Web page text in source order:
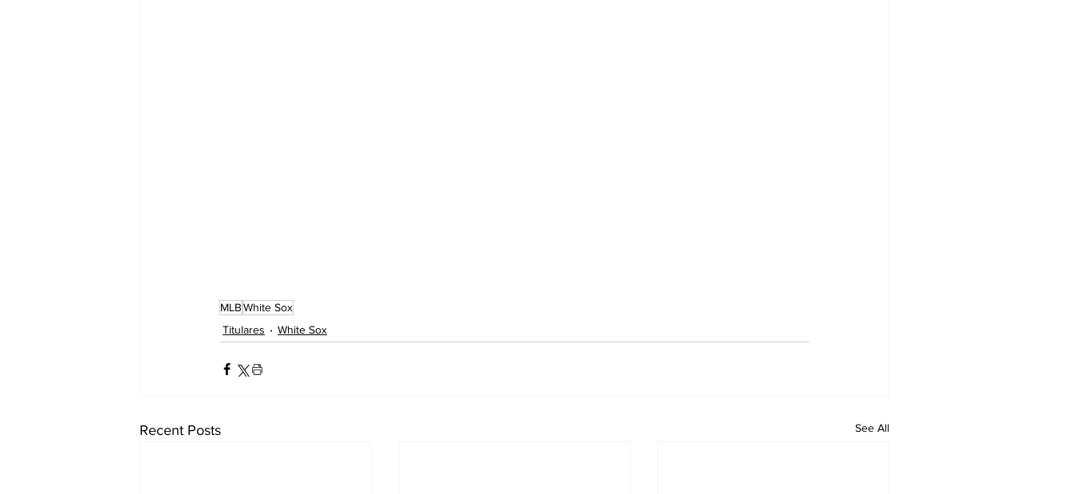
MLBWhite Sox
Titulares
White Sox
Recent Posts See All